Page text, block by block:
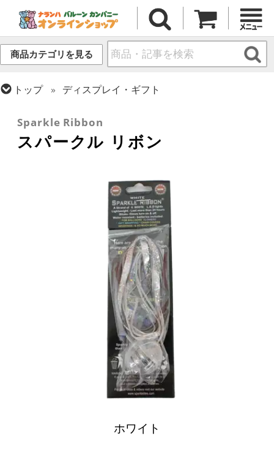
商品カテゴリを見る
トップ
ディスプレイ・ギフト
Sparkle Ribbon
スパークル リボン
ホワイト